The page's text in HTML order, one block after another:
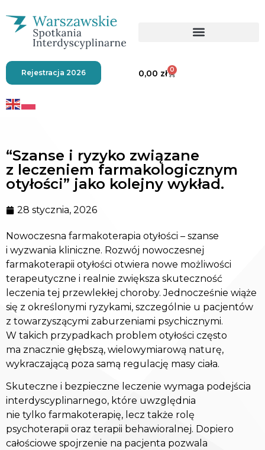
Rejestracja 2026 0,00 zł 0
“Szanse i ryzyko związane
z leczeniem farmakologicznym
otyłości” jako kolejny wykład.
28 stycznia, 2026
Nowoczesna farmakoterapia otyłości – szanse
i wyzwania kliniczne. Rozwój nowoczesnej
farmakoterapii otyłości otwiera nowe możliwości
terapeutyczne i realnie zwiększa skuteczność
leczenia tej przewlekłej choroby. Jednocześnie wiąże
się z określonymi ryzykami, szczególnie u pacjentów
z towarzyszącymi zaburzeniami psychicznymi.
W takich przypadkach problem otyłości często
ma znacznie głębszą, wielowymiarową naturę,
wykraczającą poza samą regulację masy ciała.
Skuteczne i bezpieczne leczenie wymaga podejścia
interdyscyplinarnego, które uwzględnia
nie tylko farmakoterapię, lecz także rolę
psychoterapii oraz terapii behawioralnej. Dopiero
całościowe spojrzenie na pacjenta pozwala